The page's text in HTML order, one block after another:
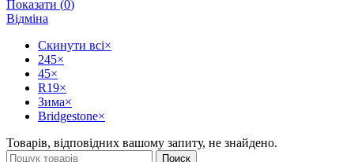
Показати (0)
Відміна
Скинути всі×
245×
45×
R19×
Зима×
Bridgestone×
Товарів, відповідних вашому запиту, не знайдено.
Поиск